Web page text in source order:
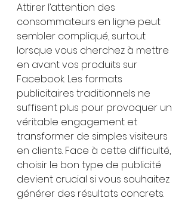
Attirer l’attention des
consommateurs en ligne peut
sembler compliqué, surtout
lorsque vous cherchez à mettre
en avant vos produits sur
Facebook. Les formats
publicitaires traditionnels ne
suffisent plus pour provoquer un
véritable engagement et
transformer de simples visiteurs
en clients. Face à cette difficulté,
choisir le bon type de publicité
devient crucial si vous souhaitez
générer des résultats concrets.